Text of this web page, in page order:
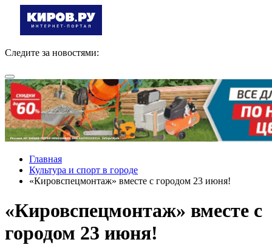
Следите за новостями:
Главная
Культура и спорт в городе
«Кировспецмонтаж» вместе с городом 23 июня!
«Кировспецмонтаж» вместе с
городом 23 июня!